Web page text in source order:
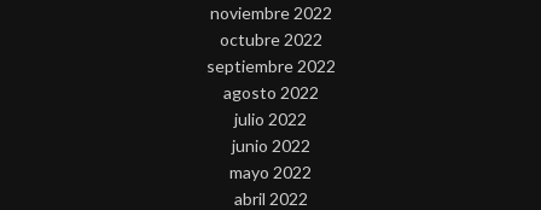
noviembre 2022
octubre 2022
septiembre 2022
agosto 2022
julio 2022
junio 2022
mayo 2022
abril 2022